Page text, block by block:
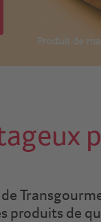
produits de